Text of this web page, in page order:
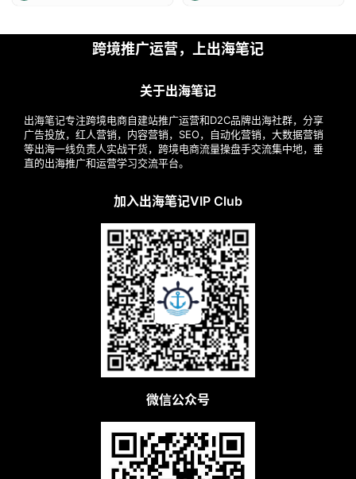
跨境推广运营，上出海笔记
关于出海笔记
出海笔记专注跨境电商自建站推广运营和D2C品牌出海社群，分享
广告投放，红人营销，内容营销，SEO，自动化营销，大数据营销
等出海一线负责人实战干货，跨境电商流量操盘手交流集中地，垂
直的出海推广和运营学习交流平台。
加入出海笔记VIP Club
微信公众号